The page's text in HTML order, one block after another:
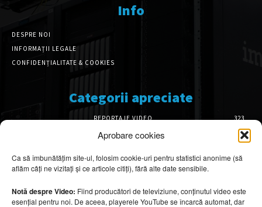
Aprobare cookies
Ca să îmbunătățim site-ul, folosim cookie-uri pentru statistici anonime (să
aflăm câți ne vizitați și ce articole citiți), fără alte date sensibile.
Notă despre Video: Fiind producători de televiziune, conținutul video este
esențial pentru noi. De aceea, playerele YouTube se încarcă automat, dar
Info
DESPRE NOI
INFORMAȚII LEGALE
CONFIDENȚIALITATE & COOKIES
Categorii apreciate
REPORTAJE VIDEO
323
AMENAJĂRI INTERIOARE
126
DESIGN INTERIOR
64
ARHITECTURĂ & DESIGN
OPINII & ANALIZE
43